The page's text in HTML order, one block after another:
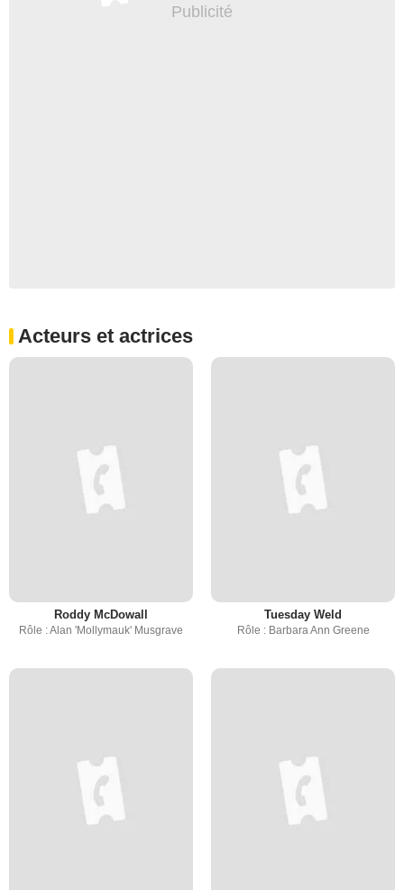
Acteurs et actrices
Roddy McDowall
Rôle : Alan 'Mollymauk' Musgrave
Tuesday Weld
Rôle : Barbara Ann Greene